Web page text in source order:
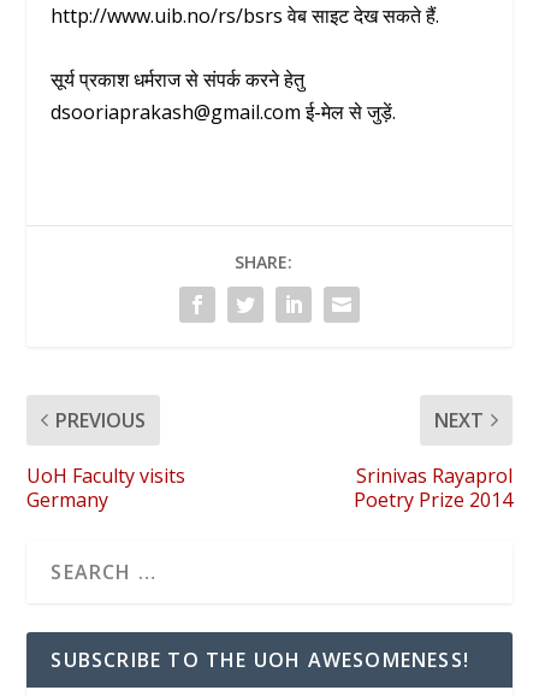
http://www.uib.no/rs/bsrs वेब साइट देख सकते हैं.
सूर्य प्रकाश धर्मराज से संपर्क करने हेतु
dsooriaprakash@gmail.com ई-मेल से जुड़ें.
SHARE:
PREVIOUS
UoH Faculty visits
Germany
NEXT
Srinivas Rayaprol
Poetry Prize 2014
SUBSCRIBE TO THE UOH AWESOMENESS!